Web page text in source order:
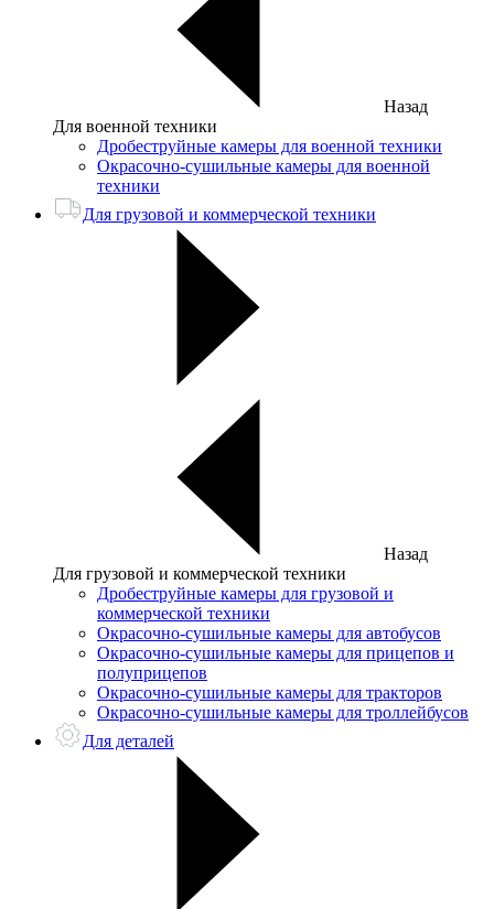
Назад
Для военной техники
Дробеструйные камеры для военной техники
Окрасочно-сушильные камеры для военной
техники
Для грузовой и коммерческой техники
Назад
Для грузовой и коммерческой техники
Дробеструйные камеры для грузовой и
коммерческой техники
Окрасочно-сушильные камеры для автобусов
Окрасочно-сушильные камеры для прицепов и
полуприцепов
Окрасочно-сушильные камеры для тракторов
Окрасочно-сушильные камеры для троллейбусов
Для деталей